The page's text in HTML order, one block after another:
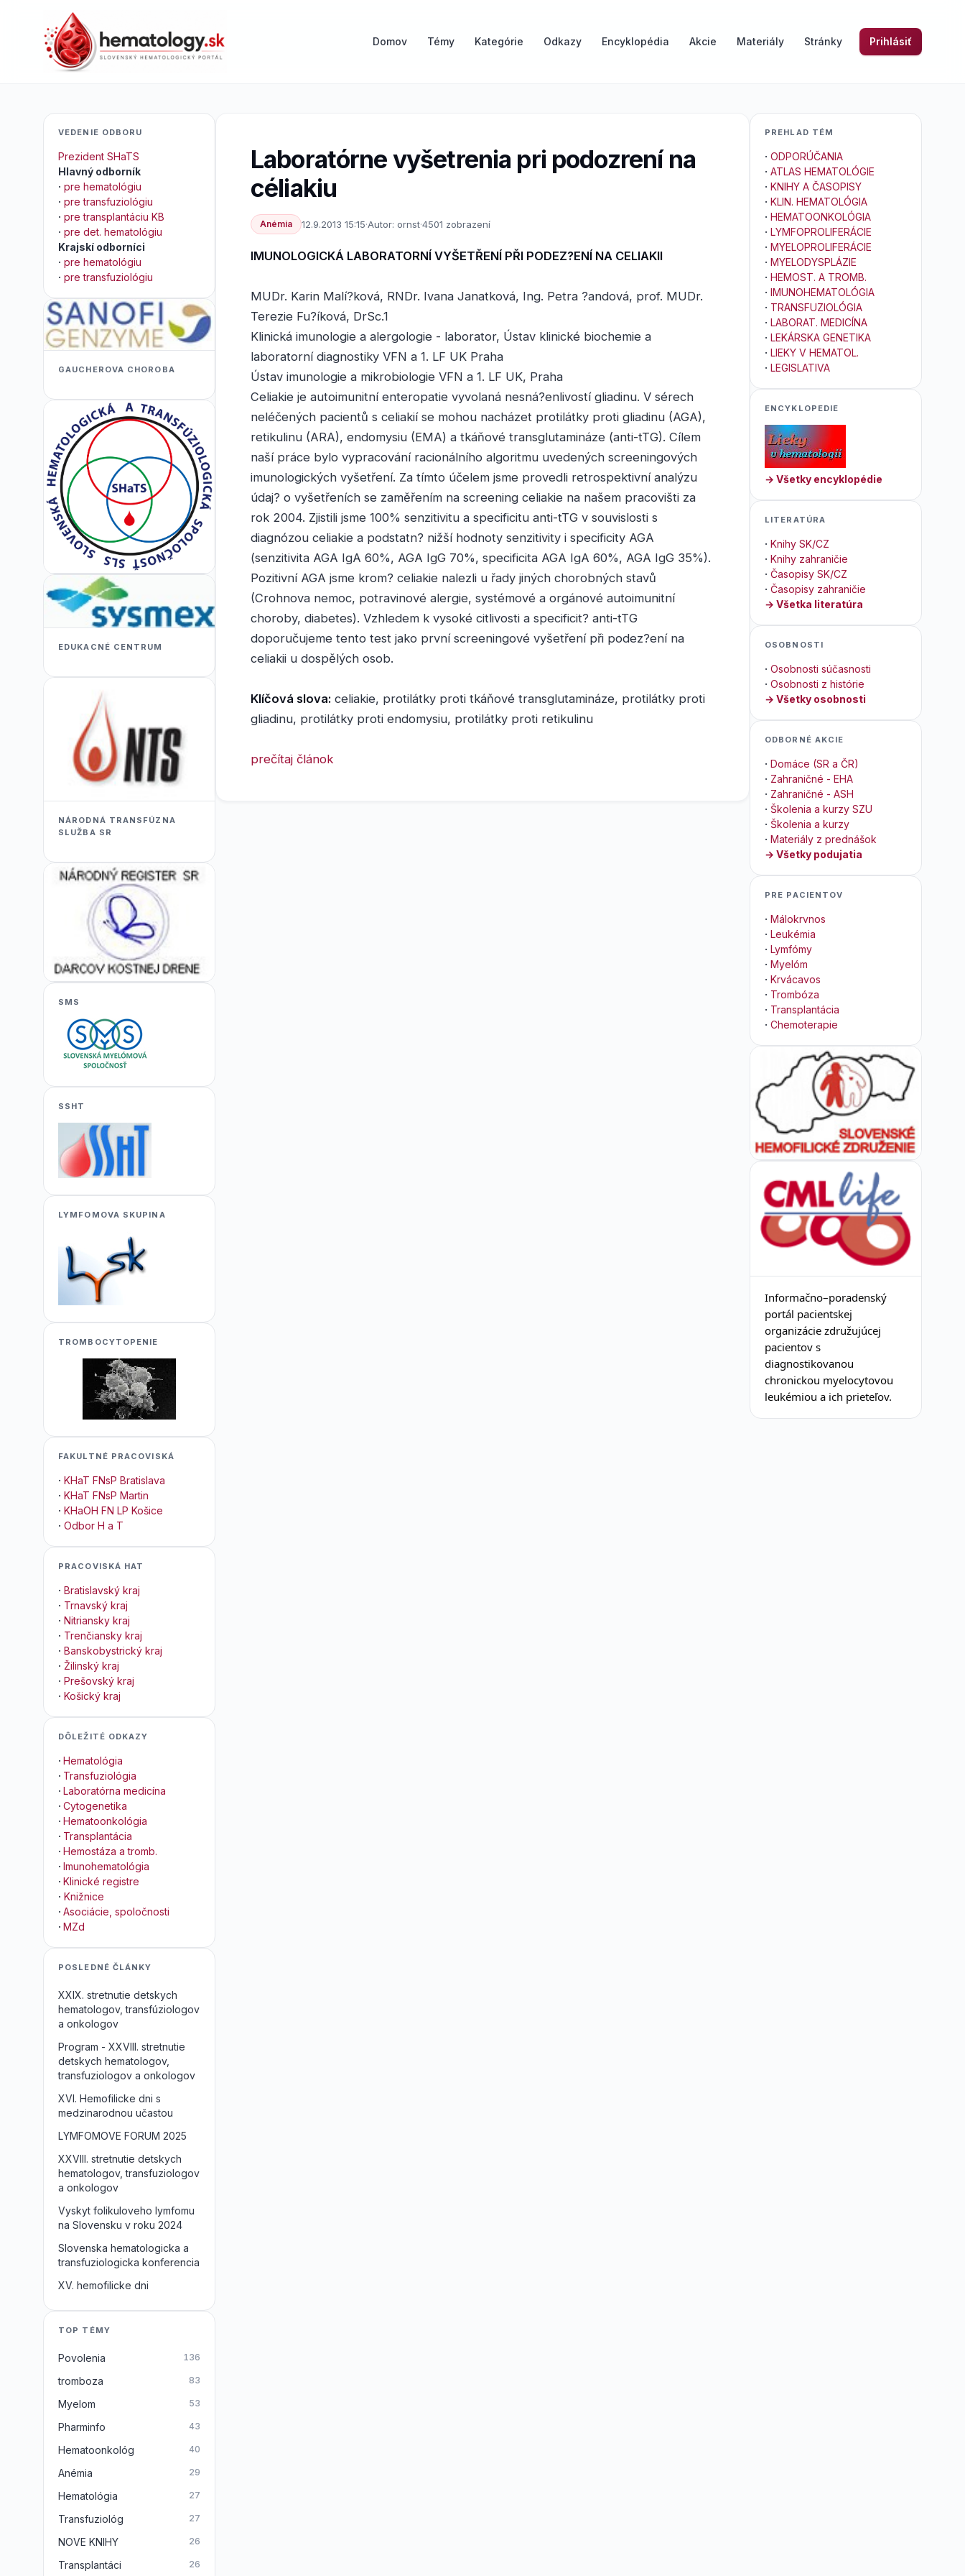
Domov Témy Kategórie Odkazy Encyklopédia Akcie Materiály Stránky Prihlásiť
Laboratórne vyšetrenia pri podozrení na
céliakiu
Anémia 12.9.2013 15:15·Autor: ornst·4501 zobrazení
IMUNOLOGICKÁ LABORATORNÍ VYŠETŘENÍ PŘI PODEZ?ENÍ NA CELIAKII
MUDr. Karin Malí?ková, RNDr. Ivana Janatková, Ing. Petra ?andová, prof. MUDr.
Terezie Fu?íková, DrSc.1
Klinická imunologie a alergologie - laborator, Ústav klinické biochemie a
laboratorní diagnostiky VFN a 1. LF UK Praha
Ústav imunologie a mikrobiologie VFN a 1. LF UK, Praha
Celiakie je autoimunitní enteropatie vyvolaná nesná?enlivostí gliadinu. V sérech
neléčených pacientů s celiakií se mohou nacházet protilátky proti gliadinu (AGA),
retikulinu (ARA), endomysiu (EMA) a tkáňové transglutamináze (anti-tTG). Cílem
naší práce bylo vypracování racionálního algoritmu uvedených screeningových
imunologických vyšetření. Za tímto účelem jsme provedli retrospektivní analýzu
údaj? o vyšetřeních se zaměřením na screening celiakie na našem pracovišti za
rok 2004. Zjistili jsme 100% senzitivitu a specificitu anti-tTG v souvislosti s
diagnózou celiakie a podstatn? nižší hodnoty senzitivity i specificity AGA
(senzitivita AGA IgA 60%, AGA IgG 70%, specificita AGA IgA 60%, AGA IgG 35%).
Pozitivní AGA jsme krom? celiakie nalezli u řady jiných chorobných stavů
(Crohnova nemoc, potravinové alergie, systémové a orgánové autoimunitní
choroby, diabetes). Vzhledem k vysoké citlivosti a specificit? anti-tTG
doporučujeme tento test jako první screeningové vyšetření při podez?ení na
celiakii u dospělých osob.
Klíčová slova: celiakie, protilátky proti tkáňové transglutamináze, protilátky proti
gliadinu, protilátky proti endomysiu, protilátky proti retikulinu
prečítaj článok
VEDENIE ODBORU
Prezident SHaTS
Hlavný odborník
· pre hematológiu
· pre transfuziológiu
· pre transplantáciu KB
· pre det. hematológiu
Krajskí odborníci
· pre hematológiu
· pre transfuziológiu
GAUCHEROVA CHOROBA
EDUKACNÉ CENTRUM
NÁRODNÁ TRANSFÚZNA
SLUŽBA SR
SMS
SSHT
LYMFOMOVA SKUPINA
TROMBOCYTOPENIE
FAKULTNÉ PRACOVISKÁ
· KHaT FNsP Bratislava
· KHaT FNsP Martin
· KHaOH FN LP Košice
· Odbor H a T
PRACOVISKÁ HAT
· Bratislavský kraj
· Trnavský kraj
· Nitriansky kraj
· Trenčiansky kraj
· Banskobystrický kraj
· Žilinský kraj
· Prešovský kraj
· Košický kraj
DÔLEŽITÉ ODKAZY
· Hematológia
· Transfuziológia
· Laboratórna medicína
· Cytogenetika
· Hematoonkológia
· Transplantácia
· Hemostáza a tromb.
· Imunohematológia
· Klinické registre
· Knižnice
· Asociácie, spoločnosti
· MZd
POSLEDNÉ ČLÁNKY
XXIX. stretnutie detskych
hematologov, transfúziologov
a onkologov
Program - XXVIII. stretnutie
detskych hematologov,
transfuziologov a onkologov
XVI. Hemofilicke dni s
medzinarodnou učastou
LYMFOMOVE FORUM 2025
XXVIII. stretnutie detskych
hematologov, transfuziologov
a onkologov
Vyskyt folikuloveho lymfomu
na Slovensku v roku 2024
Slovenska hematologicka a
transfuziologicka konferencia
XV. hemofilicke dni
TOP TÉMY
Povolenia 136
tromboza 83
Myelom 53
Pharminfo 43
Hematoonkológ 40
Anémia 29
Hematológia 27
Transfuziológ 27
NOVE KNIHY 26
Transplantáci 26
PREHLAD TÉM
· ODPORÚČANIA
· ATLAS HEMATOLÓGIE
· KNIHY A ČASOPISY
· KLIN. HEMATOLÓGIA
· HEMATOONKOLÓGIA
· LYMFOPROLIFERÁCIE
· MYELOPROLIFERÁCIE
· MYELODYSPLÁZIE
· HEMOST. A TROMB.
· IMUNOHEMATOLÓGIA
· TRANSFUZIOLÓGIA
· LABORAT. MEDICÍNA
· LEKÁRSKA GENETIKA
· LIEKY V HEMATOL.
· LEGISLATIVA
ENCYKLOPEDIE
→ Všetky encyklopédie
LITERATÚRA
· Knihy SK/CZ
· Knihy zahraničie
· Časopisy SK/CZ
· Časopisy zahraničie
→ Všetka literatúra
OSOBNOSTI
· Osobnosti súčasnosti
· Osobnosti z histórie
→ Všetky osobnosti
ODBORNÉ AKCIE
· Domáce (SR a ČR)
· Zahraničné - EHA
· Zahraničné - ASH
· Školenia a kurzy SZU
· Školenia a kurzy
· Materiály z prednášok
→ Všetky podujatia
PRE PACIENTOV
· Málokrvnos
· Leukémia
· Lymfómy
· Myelóm
· Krvácavos
· Trombóza
· Transplantácia
· Chemoterapie
Informačno–poradenský
portál pacientskej
organizácie združujúcej
pacientov s
diagnostikovanou
chronickou myelocytovou
leukémiou a ich prieteľov.